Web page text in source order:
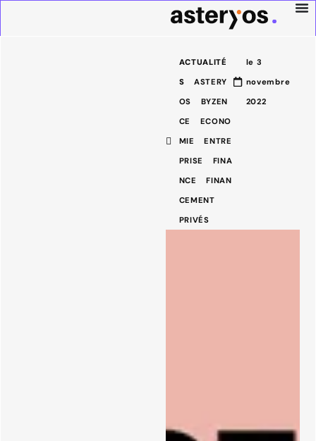
ACTUALITÉ
S
ASTERY
OS
BYZEN
CE
ECONO
MIE
ENTRE
PRISE
FINA
NCE
FINAN
CEMENT
PRIVÉS
le 3
novembre
2022